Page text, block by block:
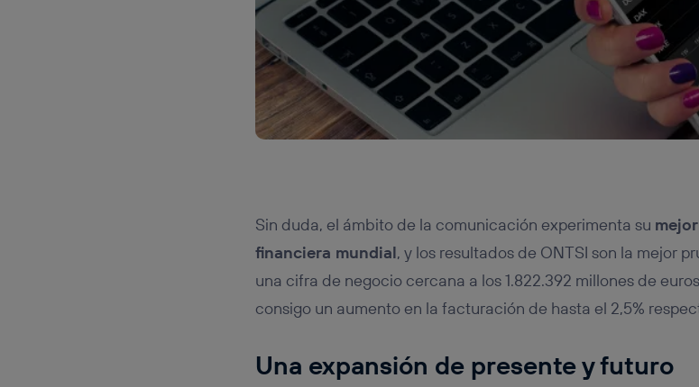
Sin duda, el ámbito de la comunicación experimenta su
financiera mundial, y los resultados de ONTSI son la mejor
una cifra de negocio cercana a los 1.822.392 millones de
consigo un aumento en la facturación de hasta el 2,5%
Una expansión de presente y futuro